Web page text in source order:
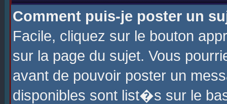
Comment puis-je poster un
Facile, cliquez sur le bouton
sur la page du sujet. Vous
avant de pouvoir poster un
disponibles sont list�s sur le